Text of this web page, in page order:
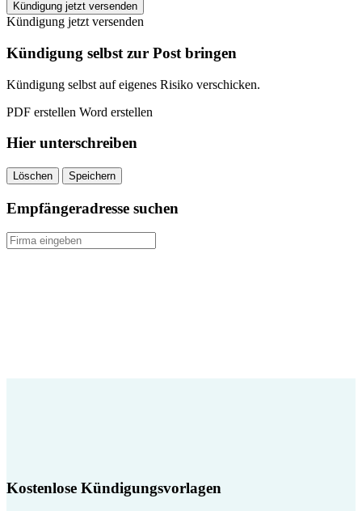
Generali
Clever
kündigen
quantity
Kündigung jetzt versenden
Kündigung jetzt versenden
Kündigung selbst zur Post bringen
Kündigung selbst auf eigenes Risiko verschicken.
PDF erstellen Word erstellen
Hier unterschreiben
Löschen Speichern
Empfängeradresse suchen
Kostenlose Kündigungsvorlagen